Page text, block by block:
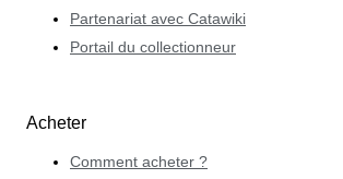
Partenariat avec Catawiki
Portail du collectionneur
Acheter
Comment acheter ?